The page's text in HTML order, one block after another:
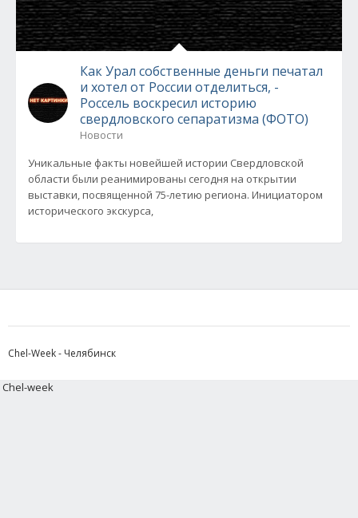
Как Урал собственные деньги печатал
и хотел от России отделиться, -
Россель воскресил историю
свердловского сепаратизма (ФОТО)
Новости
Уникальные факты новейшей истории Свердловской
области были реанимированы сегодня на открытии
выставки, посвященной 75-летию региона. Инициатором
исторического экскурса,
Chel-Week - Челябинск
Chel-week